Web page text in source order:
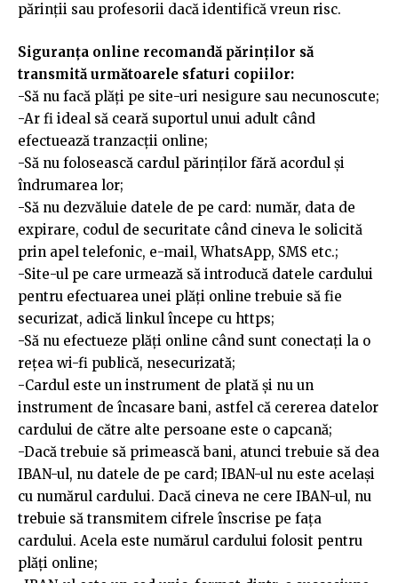
părinții sau profesorii dacă identifică vreun risc.
Siguranța online recomandă părinților să
transmită următoarele sfaturi copiilor:
-Să nu facă plăți pe site-uri nesigure sau necunoscute;
-Ar fi ideal să ceară suportul unui adult când
efectuează tranzacții online;
-Să nu folosească cardul părinților fără acordul și
îndrumarea lor;
-Să nu dezvăluie datele de pe card: număr, data de
expirare, codul de securitate când cineva le solicită
prin apel telefonic, e-mail, WhatsApp, SMS etc.;
-Site-ul pe care urmează să introducă datele cardului
pentru efectuarea unei plăți online trebuie să fie
securizat, adică linkul începe cu https;
-Să nu efectueze plăți online când sunt conectați la o
rețea wi-fi publică, nesecurizată;
-Cardul este un instrument de plată și nu un
instrument de încasare bani, astfel că cererea datelor
cardului de către alte persoane este o capcană;
-Dacă trebuie să primească bani, atunci trebuie să dea
IBAN-ul, nu datele de pe card; IBAN-ul nu este același
cu numărul cardului. Dacă cineva ne cere IBAN-ul, nu
trebuie să transmitem cifrele înscrise pe fața
cardului. Acela este numărul cardului folosit pentru
plăți online;